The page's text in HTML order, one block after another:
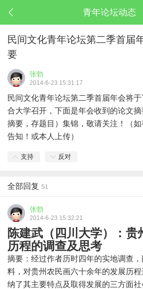
青年论坛动态
民间文化青年论坛第二季首届
要
张勃
2014-6-23 15:31:17
民间文化青年论坛第二季首届年会将
合大学召开，下面是年会收到的论文
摘要，存题目）集锦，敬请关注！（
告知！或本人上传）
支持 反对
全部回复 51
张勃
2014-6-23 15:32:21
陈建武（四川大学）：贵
历程的调查及思考
摘要：经过作者历时四年的实地调查
料，对贵州农民画六十余年的发展历
纳了其主要特点及取得发展的三方面